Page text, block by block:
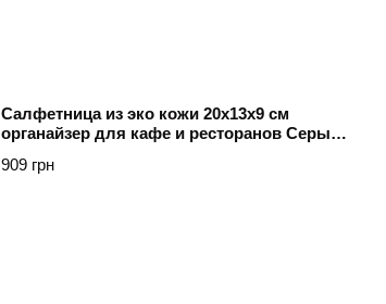
Салфетница из эко кожи 20х13х9 см
органайзер для кафе и ресторанов Серый
909 грн